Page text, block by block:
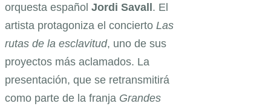
orquesta español Jordi Savall. El
artista protagoniza el concierto Las
rutas de la esclavitud, uno de sus
proyectos más aclamados. La
presentación, que se retransmitirá
como parte de la franja Grandes